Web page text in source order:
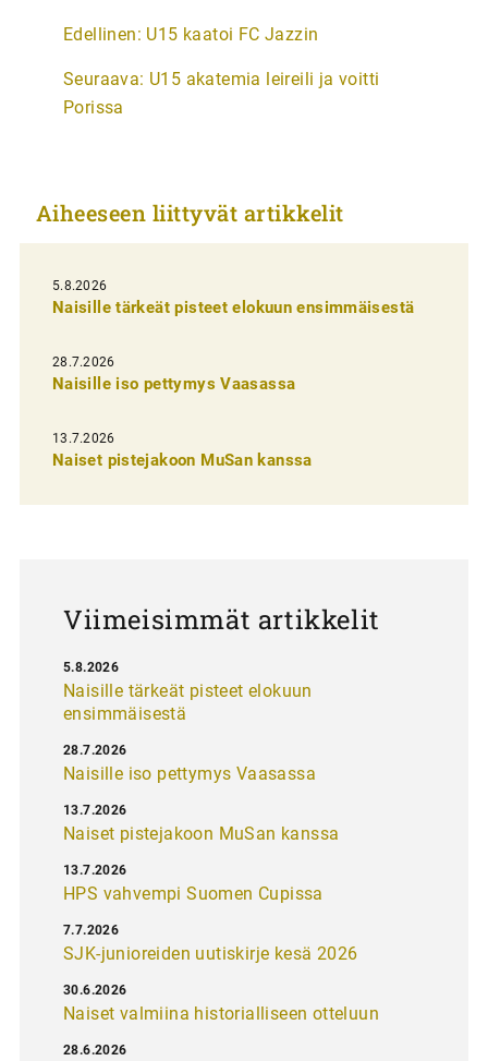
A
t
i
e
i
e
n
s
e
l
Edellinen: U15 kaatoi FC Jazzin
Seuraava: U15 akatemia leireili ja voitti
Porissa
Aiheeseen liittyvät artikkelit
5.8.2026
Naisille tärkeät pisteet elokuun ensimmäisestä
28.7.2026
Naisille iso pettymys Vaasassa
13.7.2026
Naiset pistejakoon MuSan kanssa
Viimeisimmät artikkelit
Naisille tärkeät pisteet elokuun
ensimmäisestä
5.8.2026
Naisille iso pettymys Vaasassa
28.7.2026
Naiset pistejakoon MuSan kanssa
13.7.2026
HPS vahvempi Suomen Cupissa
13.7.2026
SJK-junioreiden uutiskirje kesä 2026
7.7.2026
Naiset valmiina historialliseen otteluun
30.6.2026
28.6.2026